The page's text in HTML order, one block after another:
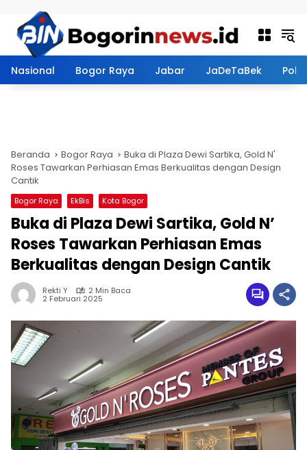
Nasional Bogor Raya Jabar JaDeTaBek
Beranda Bogor Raya
Buka di Plaza Dewi Sartika, Gold N'
Roses Tawarkan Perhiasan Emas Berkualitas dengan Design
Cantik
Bogor Raya EkBis Kota Bogor
Buka di Plaza Dewi Sartika, Gold N’
Roses Tawarkan Perhiasan Emas
Berkualitas dengan Design Cantik
Rekti Y 2 Min Baca
2 Februari 2025